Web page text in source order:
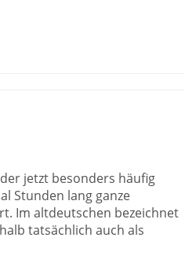
jetzt besonders häufig
Stunden lang ganze
Im altdeutschen bezeichnet
tatsächlich auch als